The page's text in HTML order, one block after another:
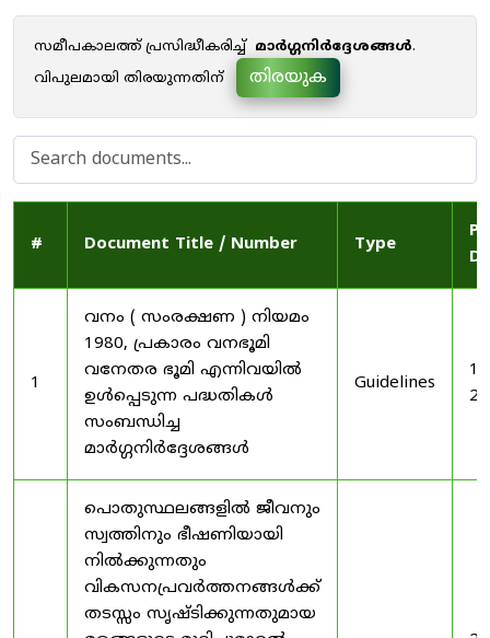
സമീപകാലത്ത് പ്രസിദ്ധീകരിച്ച് മാർഗ്ഗനിർദ്ദേശങ്ങൾ.
വിപുലമായി തിരയുന്നതിന്
തിരയുക
# Document Title / Number Type
1
വനം ( സംരക്ഷണ ) നിയമം
1980, പ്രകാരം വനഭൂമി
വനേതര ഭൂമി എന്നിവയിൽ
ഉൾപ്പെടുന്ന പദ്ധതികൾ
സംബന്ധിച്ച
മാർഗ്ഗനിർദ്ദേശങ്ങൾ
Guidelines
പൊതുസ്ഥലങ്ങളിൽ ജീവനും
സ്വത്തിനും ഭീഷണിയായി
നിൽക്കുന്നതും
വികസനപ്രവർത്തനങ്ങൾക്ക്
തടസ്സം സൃഷ്ടിക്കുന്നതുമായ